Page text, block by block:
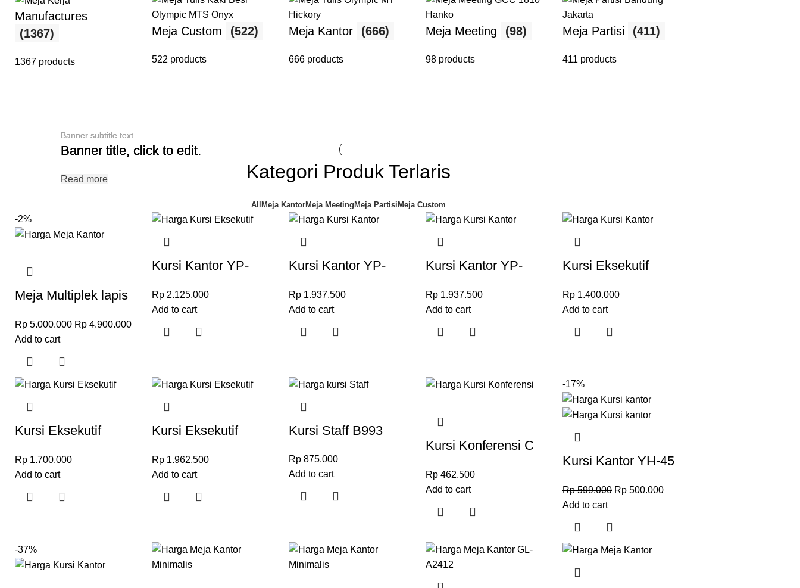
Manufactures
(1367)
1367 products
Meja Custom (522)
522 products
Meja Kantor (666)
666 products
Meja Meeting (98)
98 products
Meja Partisi (411)
411 products
Banner subtitle text
Banner title, click to edit.
Read more
Banner subtitle text
Banner title, click to edit.
Read more
Banner subtitle text
Banner title, click to edit.
Read more Kategori Produk Terlaris
All Meja KantorMeja Meeting Meja Partisi Meja Custom
-2%
Meja Multiplek lapis
Rp5.000.000 Rp 4.900.000
Add to cart
Kursi Kantor YP-
Rp 2.125.000
Add to cart
Kursi Kantor YP-
Rp 1.937.500
Add to cart
Kursi Kantor YP-
Rp 1.937.500
Add to cart
Kursi Eksekutif
Rp 1.400.000
Add to cart
Kursi Eksekutif
Rp 1.700.000
Add to cart
Kursi Eksekutif
Rp 1.962.500
Add to cart
Kursi Staff B993
Rp 875.000
Add to cart
Kursi Konferensi C
Rp 462.500
Add to cart
-17%
Kursi Kantor YH-45
Rp599.000 Rp 500.000
Add to cart
-37%